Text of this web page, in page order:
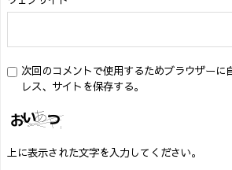
次回のコメントで使用するためブラウザーに
レス、サイトを保存する。
上に表示された文字を入力してください。